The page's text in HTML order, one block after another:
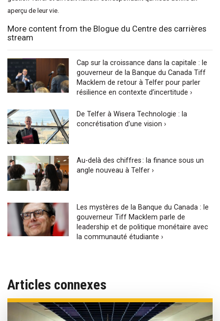
aperçu de leur vie.
More content from the Blogue du Centre des carrières
stream
Cap sur la croissance dans la capitale : le
gouverneur de la Banque du Canada Tiff
Macklem de retour à Telfer pour parler
résilience en contexte d’incertitude ›
De Telfer à Wisera Technologie : la
concrétisation d’une vision ›
Au-delà des chiffres : la finance sous un
angle nouveau à Telfer ›
Les mystères de la Banque du Canada : le
gouverneur Tiff Macklem parle de
leadership et de politique monétaire avec
la communauté étudiante ›
Articles connexes